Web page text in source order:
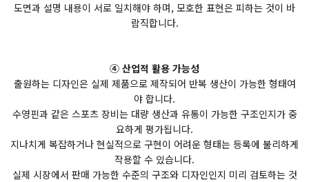
도면과 설명 내용이 서로 일치해야 하며, 모호한 표현은 피하는 것이 바
람직합니다.
④ 산업적 활용 가능성
출원하는 디자인은 실제 제품으로 제작되어 반복 생산이 가능한 형태여
야 합니다.
수영핀과 같은 스포츠 장비는 대량 생산과 유통이 가능한 구조인지가 중
요하게 평가됩니다.
지나치게 복잡하거나 현실적으로 구현이 어려운 형태는 등록에 불리하게
작용할 수 있습니다.
실제 시장에서 판매 가능한 수준의 구조와 디자인인지 미리 검토하는 것